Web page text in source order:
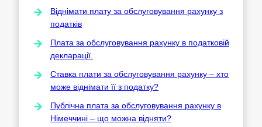
Віднімати плату за обслуговування рахунку з
податків
Плата за обслуговування рахунку в податковій
декларації.
Ставка плати за обслуговування рахунку – хто
може віднімати її з податку?
Публічна плата за обслуговування рахунку в
Німеччині – що можна відняти?